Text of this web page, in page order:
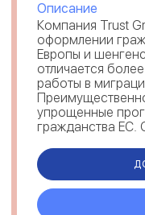
Описание
Компания Trust
оформлении
Европы и
отличается
работы в
упрощенные
гражданства ЕС.
на рейтингов...